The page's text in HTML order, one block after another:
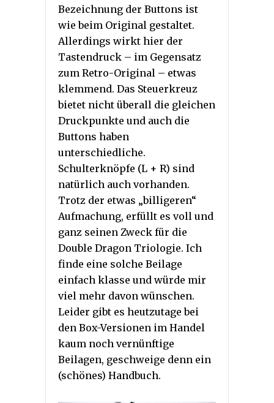
Bezeichnung der Buttons ist
wie beim Original gestaltet.
Allerdings wirkt hier der
Tastendruck – im Gegensatz
zum Retro-Original – etwas
klemmend. Das Steuerkreuz
bietet nicht überall die gleichen
Druckpunkte und auch die
Buttons haben
unterschiedliche.
Schulterknöpfe (L + R) sind
natürlich auch vorhanden.
Trotz der etwas „billigeren“
Aufmachung, erfüllt es voll und
ganz seinen Zweck für die
Double Dragon Triologie. Ich
finde eine solche Beilage
einfach klasse und würde mir
viel mehr davon wünschen.
Leider gibt es heutzutage bei
den Box-Versionen im Handel
kaum noch vernünftige
Beilagen, geschweige denn ein
(schönes) Handbuch.